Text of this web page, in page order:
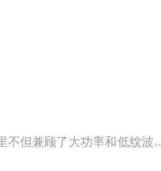
不但兼顾了大功率和低纹波